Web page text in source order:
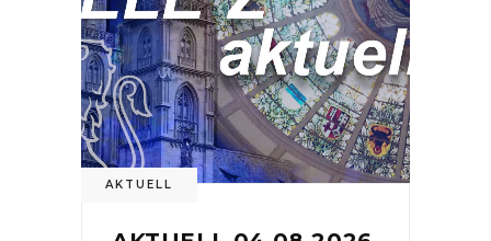
AKTUELL